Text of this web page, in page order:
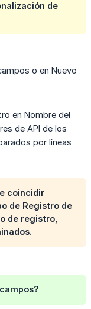
de
o en Nuevo
en Nombre del
de API de los
por líneas
coincidir
de Registro de
de registro,